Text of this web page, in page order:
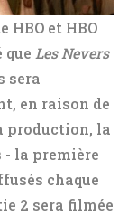
HBO et HBO
Les Nevers
sera
en raison de
production, la
- la première
chaque
2 sera filmée